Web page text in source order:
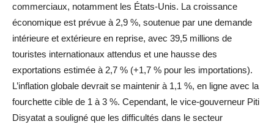
commerciaux, notamment les États-Unis. La croissance
économique est prévue à 2,9 %, soutenue par une demande
intérieure et extérieure en reprise, avec 39,5 millions de
touristes internationaux attendus et une hausse des
exportations estimée à 2,7 % (+1,7 % pour les importations).
L’inflation globale devrait se maintenir à 1,1 %, en ligne avec la
fourchette cible de 1 à 3 %. Cependant, le vice-gouverneur Piti
Disyatat a souligné que les difficultés dans le secteur